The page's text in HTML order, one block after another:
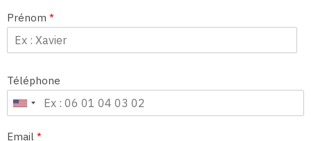
Prénom *
Téléphone
Email *